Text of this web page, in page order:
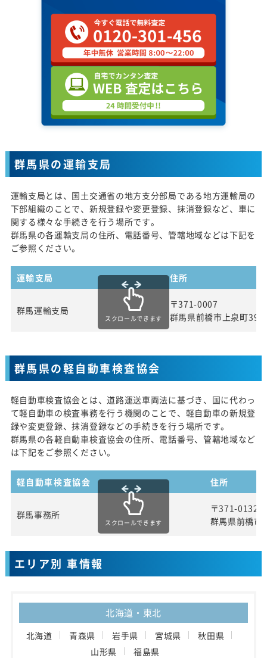
群馬県の運輸支局
運輸支局とは、国土交通省の地方支分部局である地方運輸局の
下部組織のことで、新規登録や変更登録、抹消登録など、車に
関する様々な手続きを行う場所です。
群馬県の各運輸支局の住所、電話番号、管轄地域などは下記を
ご参照ください。
運輸支局 住所
群馬運輸支局
〒371-0007
群馬県前橋市上泉町399
スクロールできます
群馬県の軽自動車検査協会
軽自動車検査協会とは、道路運送車両法に基づき、国に代わっ
て軽自動車の検査事務を行う機関のことで、軽自動車の新規登
録や変更登録、抹消登録などの手続きを行う場所です。
群馬県の各軽自動車検査協会の住所、電話番号、管轄地域など
は下記をご参照ください。
軽自動車検査協会 住所
群馬事務所
〒371-0132
群馬県前橋市
スクロールできます
エリア別 車情報
北海道・東北
北海道 青森県 岩手県 宮城県
秋田県
山形県
福島県